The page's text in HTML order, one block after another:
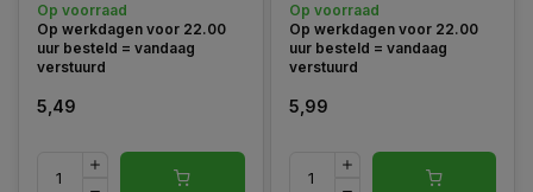
Op voorraad
Op werkdagen voor 22.00
uur besteld = vandaag
verstuurd
5,49
Op voorraad
Op werkdagen voor 22.00
uur besteld = vandaag
verstuurd
5,99